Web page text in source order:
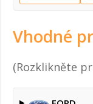
Vhodné
(Rozklikněte